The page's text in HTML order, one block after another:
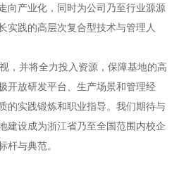
向产业化，同时为公司乃至行业源源
实践的高层次复合型技术与管理人
，并将全力投入资源，保障基地的高
开放研发平台、生产场景和管理经
的实践锻炼和职业指导。我们期待与
建设成为浙江省乃至全国范围内校企
杆与典范。